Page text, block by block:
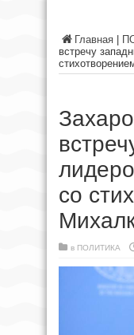
Главная
встречу
со
в ПОЛИТИКА